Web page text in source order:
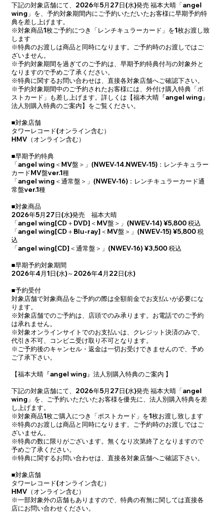
下記の対象店舗にて、2026年5月27日(水)発売 福本大晴「angel
wing」を、予約対象期間内にご予約いただいたお客様に早期予約特
典を差し上げます。
※対象商品1枚ご予約につき「レンチキュラーカード」を1枚お渡し致
します
※特典のお渡しは商品と同時になります。ご予約時のお渡しではご
ざいません。
※予約対象期間を過ぎてのご予約は、早期予約特典付与の対象外と
なりますので予めご了承ください。
※特典に関するお問い合わせは、直接各対象店舗へご確認下さい。
※予約対象期間中のご予約されたお客様には、外付け購入特典「ポ
ストカード」も差し上げます。詳しくは【福本大晴『angel wing』
法人別購入特典のご案内】をご覧ください。
■対象店舗
タワーレコード(オンライン含む）
HMV（オンライン含む）
■早期予約特典
「angel wing＜MV盤＞」(NWEV-14.NWEV-15)：レンチキュラー
カードMV盤ver.1種
「angel wing＜通常盤＞」(NWEV-16)：レンチキュラーカード通
常盤ver.1種
■対象商品
2026年5月27日(水)発売 福本大晴
「angel wing[CD＋DVD]＜MV盤＞」(NWEV-14) ¥5,800 税込
「angel wing[CD＋Blu-ray]＜MV盤＞」(NWEV-15) ¥5,800 税
込
「angel wing[CD]＜通常盤＞」(NWEV-16) ¥3,500 税込
■早期予約対象期間
2026年4月1日(水)～2026年4月22日(水)
■予約受付
対象店舗で対象商品をご予約の際は全額前金でお支払いが必要にな
ります。
※対象店舗でのご予約は、店頭でのみ承ります。お電話でのご予約
は承れません。
※対象オンラインサイトでのお支払いは、クレジット決済のみで、
代引き不可、コンビニ受け取り不可となります。
※ご予約後のキャンセル・返金は一切お受けできませんので、予め
ご了承下さい。
【福本大晴『angel wing』法人別購入特典のご案内 】
下記の対象店舗にて、2026年5月27日(水)発売 福本大晴「angel
wing」を、ご予約いただいたお客様を優先に、法人別購入特典を差
し上げます。
※対象商品1枚ご購入につき「ポストカード」を1枚お渡し致します
※特典のお渡しは商品と同時になります。ご予約時のお渡しではご
ざいません。
※特典の数に限りがございます。無くなり次第終了となりますので
予めご了承ください。
※特典に関するお問い合わせは、直接各対象店舗へご確認下さい。
■対象店舗
タワーレコード(オンライン含む）
HMV（オンライン含む）
※一部対象外の店舗もありますので、特典の有無に関しては直接各
店にお問い合わせください。